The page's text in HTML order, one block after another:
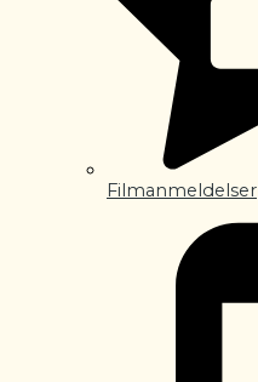
Filmanmeldelser